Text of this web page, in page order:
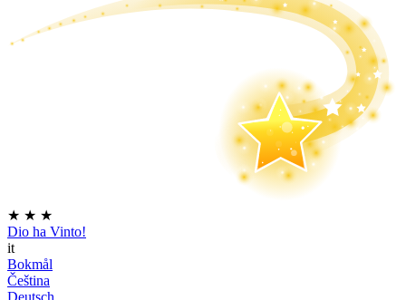
★ ★ ★
Dio ha Vinto!
it
Bokmål
Čeština
Deutsch